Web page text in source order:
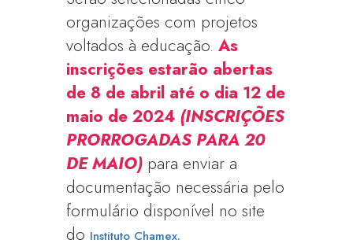
organizações com projetos
voltados à educação.As
inscrições estarão abertas
de 8 de abril até o dia 12 de
maio de 2024 (INSCRIÇÕES
PRORROGADAS PARA 20
DE MAIO) para enviar a
documentação necessária pelo
formulário disponível no site
do Instituto Chamex.